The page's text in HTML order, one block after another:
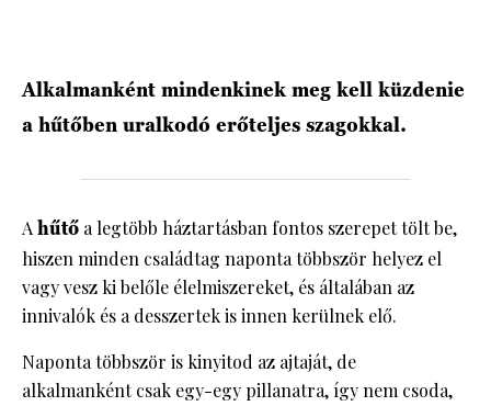
Alkalmanként mindenkinek meg kell küzdenie
a hűtőben uralkodó erőteljes szagokkal.
Ahűtő a legtöbb háztartásban fontos szerepet tölt be,
hiszen minden családtag naponta többször helyez el
vagy vesz ki belőle élelmiszereket, és általában az
innivalók és a desszertek is innen kerülnek elő.
Naponta többször is kinyitod az ajtaját, de
alkalmanként csak egy-egy pillanatra, így nem csoda,